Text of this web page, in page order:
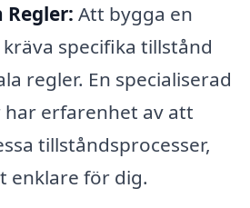
Regler: Att bygga en
specifika tillstånd
regler. En specialiserad
erfarenhet av att
tillståndsprocesser,
enklare för dig.